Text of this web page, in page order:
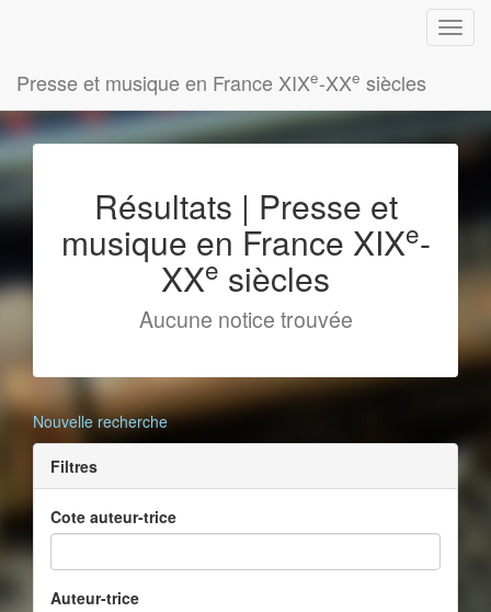
Presse et musique en France XIXe-XXe siècles
Résultats | Presse et
musique en France XIXe-
XXe siècles
Aucune notice trouvée
Nouvelle recherche
Filtres
Cote auteur-trice
Auteur-trice